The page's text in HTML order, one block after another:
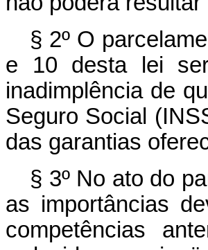
§ 2º O
e 10 desta lei
inadimplência de
Seguro Social
das garantias
§ 3º No ato do
as importâncias
competências